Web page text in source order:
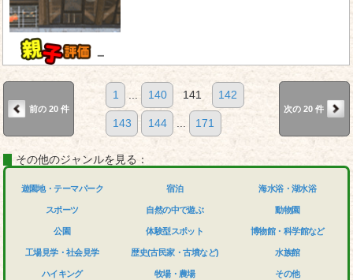
－
前の 20 件
1 ... 140 141 142
143 144 ... 171
次の 20 件
その他のジャンルを見る：
遊園地・テーマパーク
スポーツ
公園
工場見学・社会見学
ハイキング
宿泊
自然の中で遊ぶ
体験型スポット
歴史(古民家・古墳など)
牧場・農場
海水浴・湖水浴
動物園
博物館・科学館など
水族館
その他